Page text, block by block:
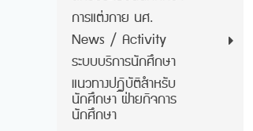
การแต่งกาย นศ.
News / Activity
ระบบบริการนักศึกษา
แนวทางปฏิบัติสำหรับ
นักศึกษา ฝ่ายกิจการ
นักศึกษา